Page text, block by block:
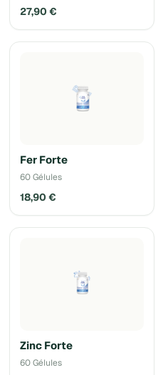
27,90 €
Fer Forte
60 Gélules
18,90 €
Zinc Forte
60 Gélules